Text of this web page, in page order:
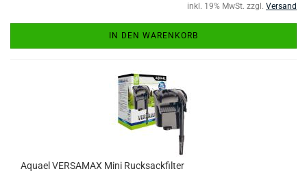
inkl. 19% MwSt. zzgl. Versand
IN DEN WARENKORB
Aquael VERSAMAX Mini Rucksackfilter